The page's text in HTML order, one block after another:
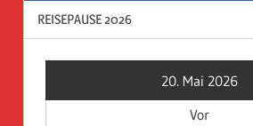
REISEPAUSE 2026
20. Mai 2026
Vor